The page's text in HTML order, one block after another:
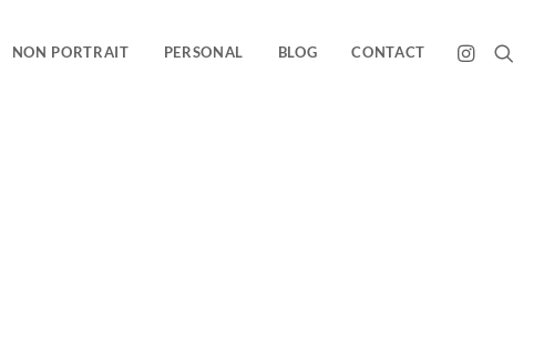
NON PORTRAIT PERSONAL BLOG CONTACT